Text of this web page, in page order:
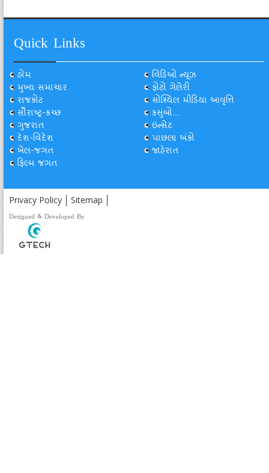
Quick Links
હોમ
મુખ્ય સમાચાર
રાજકોટ
સૌરાષ્ટ્ર-કચ્છ
ગુજરાત
દેશ-વિદેશ
ખેલ-જગત
ફિલ્મ જગત
વિડિઓ ન્યૂઝ
ફોટો ગેલેરી
સોશ્યિલ મીડિયા આવૃત્તિ
કસુંબો...
ઇન્સેટ
પાછલા અંકો
જાહેરાત
Privacy Policy Sitemap
Designed & Developed By